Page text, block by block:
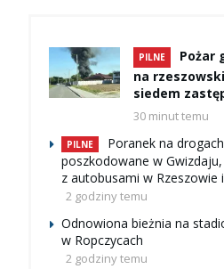
PILNE
Pożar
na
siedem
30 minut temu
PILNE
Poranek na
poszkodowane w
z autobusami w Rzeszowie
2 godziny temu
Odnowiona bieżnia na
w Ropczycach
2 godziny temu